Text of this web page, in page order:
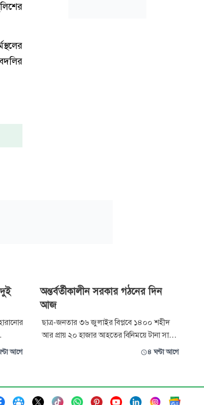
বছর
কার্যক্
আগে
অন্তর্বর্তীকালীন সরকার গঠনের দিন
আজ
ছাত্র-জনতার ৩৬ জুলাইর বিপ্লবে ১৪০০ শহীদ
আর প্রায় ২০ হাজার আহতের বিনিময়ে টানা সাড়ে
১৫ বছরের ভয়ংকর ফ্যাসিবাদী শাসনের অবসান
জনরোষ থেকে প্রাণ বাঁচাতে গোপনে ভারতে
পালিয়ে যান ফ্যাসিস্ট শেখ হাসিনা। তার দলের
৪ ঘণ্টা আগে